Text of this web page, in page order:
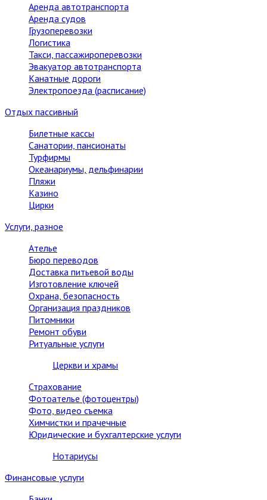
Аренда автотранспорта
Аренда судов
Грузоперевозки
Логистика
Такси, пассажироперевозки
Эвакуатор автотранспорта
Канатные дороги
Электропоезда (расписание)
Отдых пассивный
Билетные кассы
Санатории, пансионаты
Турфирмы
Океанариумы, дельфинарии
Пляжи
Казино
Цирки
Услуги, разное
Ателье
Бюро переводов
Доставка питьевой воды
Изготовление ключей
Охрана, безопасность
Организация праздников
Питомники
Ремонт обуви
Ритуальные услуги
Церкви и храмы
Страхование
Фотоателье (фотоцентры)
Фото, видео съемка
Химчистки и прачечные
Юридические и бухгалтерские услуги
Нотариусы
Финансовые услуги